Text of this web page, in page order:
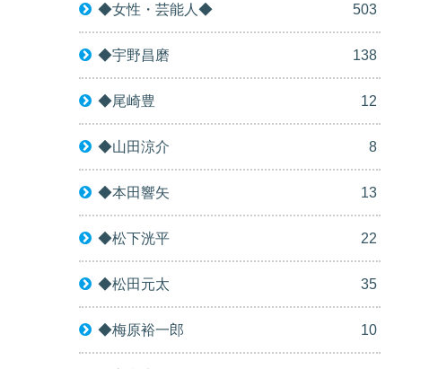
◆女性・芸能人◆ 503
◆宇野昌磨 138
◆尾崎豊 12
◆山田涼介 8
◆本田響矢 13
◆松下洸平 22
◆松田元太 35
◆梅原裕一郎 10